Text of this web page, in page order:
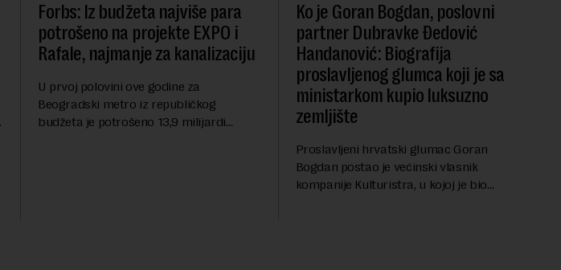
Forbs: Iz budžeta najviše para
potrošeno na projekte EXPO i
Rafale, najmanje za kanalizaciju
U prvoj polovini ove godine za
Beogradski metro iz republičkog
budžeta je potrošeno 13,9 milijardi
Ko je Goran Bogdan, poslovni
partner Dubravke Đedović
Handanović: Biografija
proslavljenog glumca koji je sa
ministarkom kupio luksuzno
zemljište
Proslavljeni hrvatski glumac Goran
Bogdan postao je većinski vlasnik
kompanije Kulturistra, u kojoj je bio